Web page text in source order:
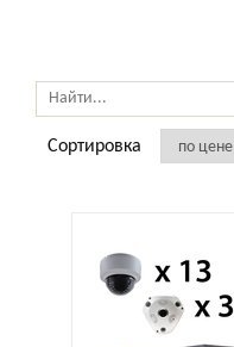
Сортировка